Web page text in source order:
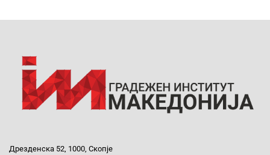
Дрезденска 52, 1000, Скопје